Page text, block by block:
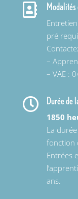
 Modalités
pré
–
– VAE :
 Durée de
1850
La
fonction
Entrées
ans.